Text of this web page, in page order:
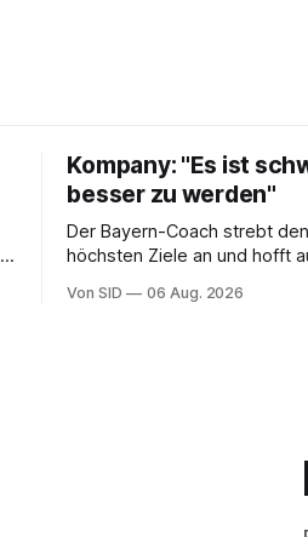
Kompany: "Es ist
besser zu werden"
Der Bayern-Coach strebt
höchsten Ziele an und hofft
Von SID 06 Aug. 2026